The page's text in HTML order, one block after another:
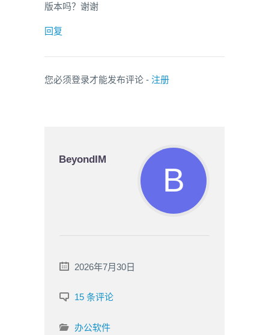
版本吗？谢谢
回复
您必须登录才能发布评论 - 注册
BeyondIM
2026年7月30日
15 条评论
办公软件